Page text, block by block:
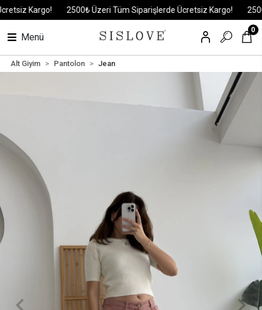
Kargo! 2500₺ Üzeri Tüm Siparişlerde Ücretsiz Kargo! 2500₺
Menü
0
Alt Giyim Pantolon Jean